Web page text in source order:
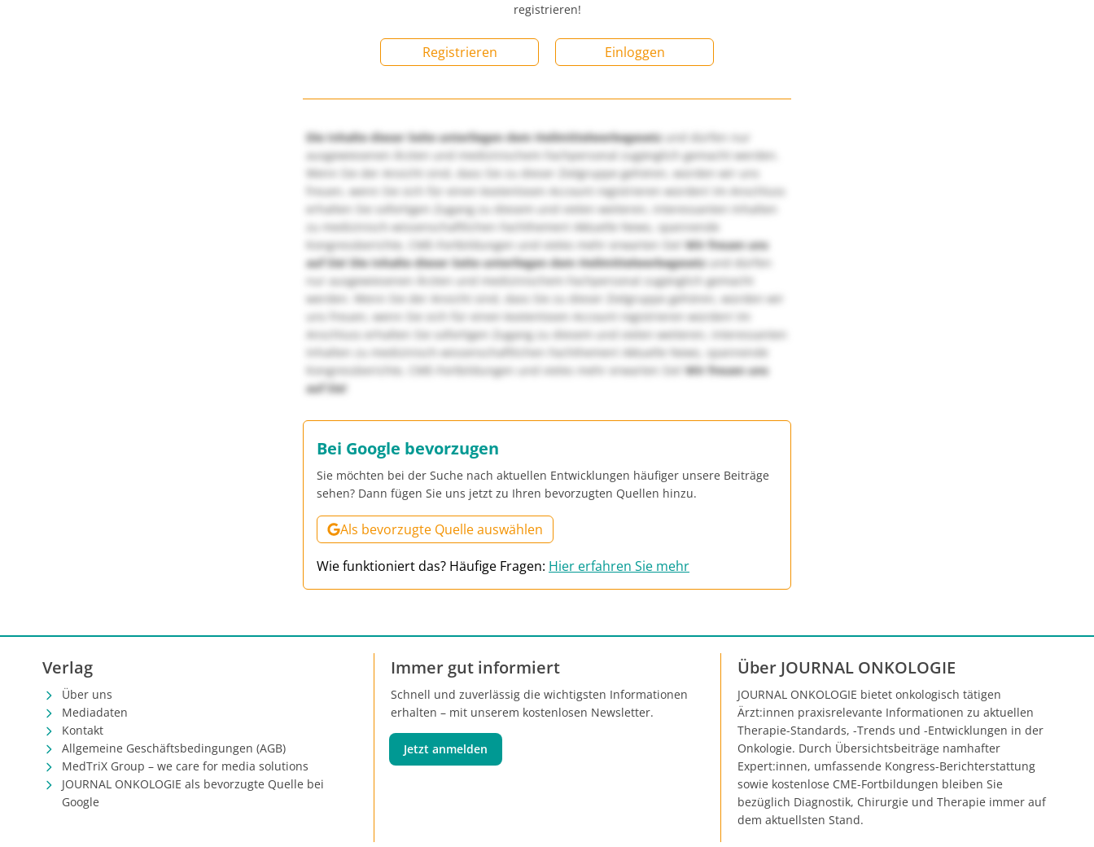
registrieren!
Registrieren Einloggen
Die Inhalte dieser Seite unterliegen dem Heilmittelwerbegesetzund dürfen nur
ausgewiesenen Ärzten und medizinischem Fachpersonal zugänglich gemacht werden.
Wenn Sie der Ansicht sind, dass Sie zu dieser Zielgruppe gehören, würden wir uns
freuen, wenn Sie sich für einen kostenlosen Account registrieren würden! Im Anschluss
erhalten Sie sofortigen Zugang zu diesem und vielen weiteren, interessanten Inhalten
zu medizinisch-wissenschaftlichen Fachthemen! Aktuelle News, spannende
Kongressberichte, CME-Fortbildungen und vieles mehr erwarten Sie!Wir freuen uns
auf Sie! Die Inhalte dieser Seite unterliegen dem Heilmittelwerbegesetzund dürfen
nur ausgewiesenen Ärzten und medizinischem Fachpersonal zugänglich gemacht
werden. Wenn Sie der Ansicht sind, dass Sie zu dieser Zielgruppe gehören, würden wir
uns freuen, wenn Sie sich für einen kostenlosen Account registrieren würden! Im
Anschluss erhalten Sie sofortigen Zugang zu diesem und vielen weiteren, interessanten
Inhalten zu medizinisch-wissenschaftlichen Fachthemen! Aktuelle News, spannende
Kongressberichte, CME-Fortbildungen und vieles mehr erwarten Sie! Wir freuen uns
auf Sie!
Bei Google bevorzugen
Sie möchten bei der Suche nach aktuellen Entwicklungen häufiger unsere Beiträge
sehen? Dann fügen Sie uns jetzt zu Ihren bevorzugten Quellen hinzu.
Als bevorzugte Quelle auswählen
Wie funktioniert das? Häufige Fragen: Hier erfahren Sie mehr
Verlag
Über uns
Mediadaten
Kontakt
Allgemeine Geschäftsbedingungen (AGB)
MedTriX Group – we care for media solutions
JOURNAL ONKOLOGIE als bevorzugte Quelle bei
Google
Immer gut informiert
Schnell und zuverlässig die wichtigsten Informationen
erhalten – mit unserem kostenlosen Newsletter.
Jetzt anmelden
Über JOURNAL ONKOLOGIE
JOURNAL ONKOLOGIE bietet onkologisch tätigen
Ärzt:innen praxisrelevante Informationen zu aktuellen
Therapie-Standards, -Trends und -Entwicklungen in der
Onkologie. Durch Übersichtsbeiträge namhafter
Expert:innen, umfassende Kongress-Berichterstattung
sowie kostenlose CME-Fortbildungen bleiben Sie
bezüglich Diagnostik, Chirurgie und Therapie immer auf
dem aktuellsten Stand.